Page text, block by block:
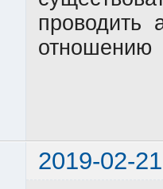
проводить
отношению
2019-02-